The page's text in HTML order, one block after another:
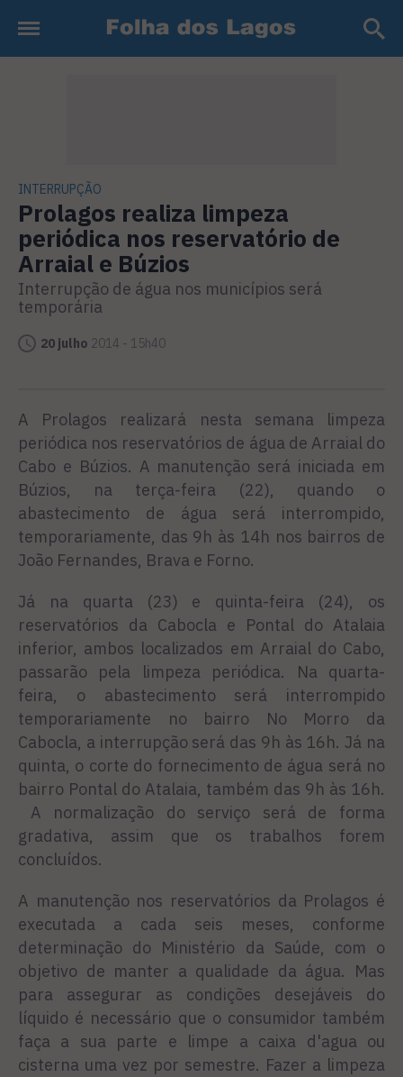
INTERRUPÇÃO
Prolagos realiza limpeza
periódica nos reservatório de
Arraial e Búzios
Interrupção de água nos municípios será
temporária
20 julho 2014 - 15h40
A Prolagos realizará
nesta semana limpeza
periódica nos reservatórios de água de Arraial do
Cabo e Búzios. A manutenção será iniciada em
Búzios, na terça-feira (22), quando o
abastecimento de água será interrompido,
temporariamente, das 9h às 14h nos bairros de
João Fernandes, Brava e Forno.
Já na quarta (23) e quinta-feira (24), os
reservatórios da Cabocla e Pontal do Atalaia
inferior, ambos localizados em Arraial do Cabo,
passarão pela limpeza periódica. Na quarta-
feira, o abastecimento será interrompido
temporariamente no bairro No Morro da
Cabocla, a interrupção será das 9h às 16h. Já na
quinta, o corte do fornecimento de água será no
bairro Pontal do Atalaia, também das 9h às 16h.
A normalização do serviço será de forma
gradativa, assim que os trabalhos forem
concluídos.
A manutenção nos reservatórios da Prolagos é
executada a cada seis meses, conforme
determinação do Ministério da Saúde, com o
objetivo de manter a qualidade da água. Mas
para assegurar as condições desejáveis do
líquido é necessário que o consumidor também
faça a sua parte e limpe a caixa d'agua ou
cisterna uma vez por semestre. Fazer a limpeza